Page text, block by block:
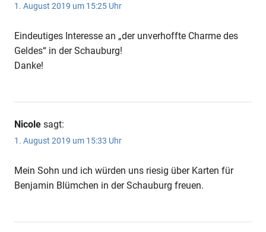
1. August 2019 um 15:25 Uhr
Eindeutiges Interesse an „der unverhoffte Charme des
Geldes“ in der Schauburg!
Danke!
Nicole sagt:
1. August 2019 um 15:33 Uhr
Mein Sohn und ich würden uns riesig über Karten für
Benjamin Blümchen in der Schauburg freuen.